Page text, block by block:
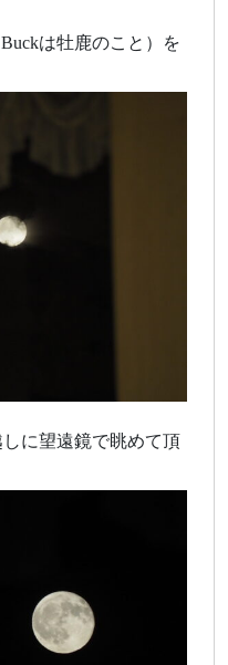
は牡鹿のこと）を
に望遠鏡で眺めて頂